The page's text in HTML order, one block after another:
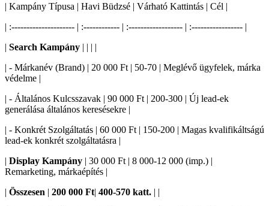
| Kampány Típusa | Havi Büdzsé | Várható Kattintás | Cél |
| :--------------------- | :------------ | :------------------ | :----------------- |
| Search Kampány | | | |
| - Márkanév (Brand) | 20 000 Ft | 50-70 | Meglévő ügyfelek, márka
védelme |
| - Általános Kulcsszavak | 90 000 Ft | 200-300 | Új lead-ek
generálása általános keresésekre |
| - Konkrét Szolgáltatás | 60 000 Ft | 150-200 | Magas kvalifikáltságú
lead-ek konkrét szolgáltatásra |
| Display Kampány | 30 000 Ft | 8 000-12 000 (imp.) |
Remarketing, márkaépítés |
| Összesen | 200 000 Ft| 400-570 katt. | |